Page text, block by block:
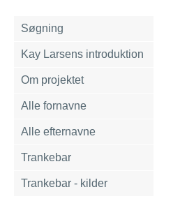
Søgning
Kay Larsens introduktion
Om projektet
Alle fornavne
Alle efternavne
Trankebar
Trankebar - kilder